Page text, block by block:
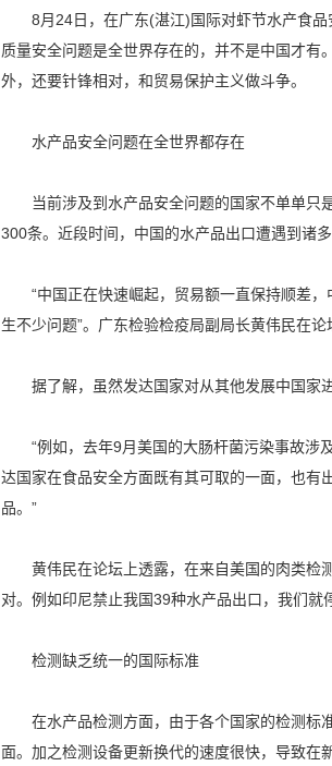
8月24日，在广东(湛江)国际对虾节水产食品
质量安全问题是全世界存在的，并不是中国才有
外，还要针锋相对，和贸易保护主义做斗争。
水产品安全问题在全世界都存在
当前涉及到水产品安全问题的国家不单单只是
300条。近段时间，中国的水产品出口遭遇到诸
“中国正在快速崛起，贸易额一直保持顺差，
生不少问题”。广东检验检疫局副局长黄伟民在论
据了解，虽然发达国家对从其他发展中国家进
“例如，去年9月美国的大肠杆菌污染事故涉及
达国家在食品安全方面既有其可取的一面，也有
品。”
黄伟民在论坛上透露，在来自美国的肉类检测
对。例如印尼禁止我国39种水产品出口，我们就
检测缺乏统一的国际标准
在水产品检测方面，由于各个国家的检测标准
面。加之检测设备更新换代的速度很快，导致在